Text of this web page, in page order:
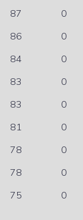
87 0
86 0
84 0
83 0
83 0
81 0
78 0
78 0
75 0